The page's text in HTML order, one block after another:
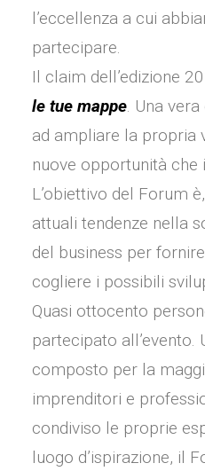
l’eccellenza a cui
partecipare.
Il claim dell’edizione
le tue mappe. Una
ad ampliare la propria
nuove opportunità che
L’obiettivo del Forum
attuali tendenze nella
del business per
cogliere i possibili
Quasi ottocento
partecipato all’evento.
composto per la
imprenditori e
condiviso le proprie
luogo d’ispirazione, il